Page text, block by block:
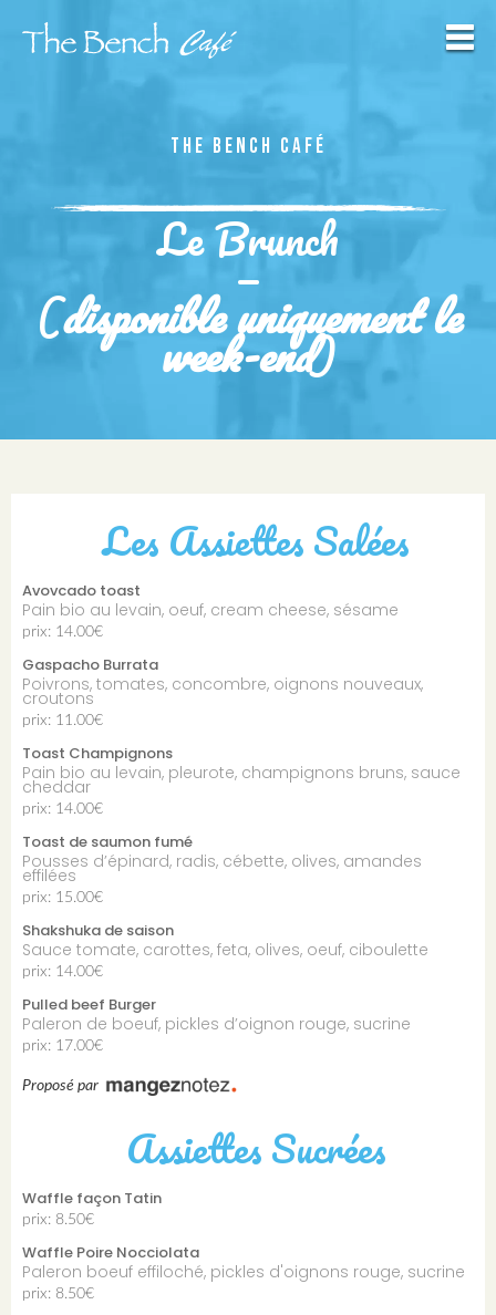
THE BENCH CAFÉ
Le Brunch
—
(disponible uniquement le
week-end)
Les Assiettes Salées
Avovcado toast
Pain bio au levain, oeuf, cream cheese, sésame
prix: 14.00€
Gaspacho Burrata
Poivrons, tomates, concombre, oignons nouveaux,
croutons
prix: 11.00€
Toast Champignons
Pain bio au levain, pleurote, champignons bruns, sauce
cheddar
prix: 14.00€
Toast de saumon fumé
Pousses d’épinard, radis, cébette, olives, amandes
effilées
prix: 15.00€
Shakshuka de saison
Sauce tomate, carottes, feta, olives, oeuf, ciboulette
prix: 14.00€
Pulled beef Burger
Paleron de boeuf, pickles d’oignon rouge, sucrine
prix: 17.00€
Proposé par
Assiettes Sucrées
Waffle façon Tatin
prix: 8.50€
Waffle Poire Nocciolata
Paleron boeuf effiloché, pickles d'oignons rouge, sucrine
prix: 8.50€